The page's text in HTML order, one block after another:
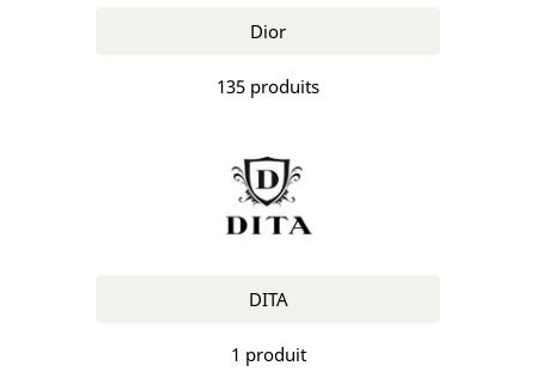
Dior
135 produits
DITA
1 produit